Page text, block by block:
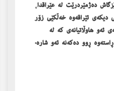
دەژمێردرێت لە عێراقدا،
دیکەی ئێراقەوە خەڵکێی زۆر
ئەو ھاوڵاتیانەی کە لە
ڕوو دەکەنە ئەو شاره‌.